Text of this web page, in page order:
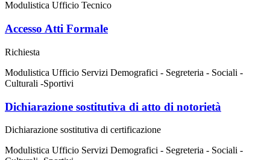
Modulistica Ufficio Tecnico
Accesso Atti Formale
Richiesta
Modulistica Ufficio Servizi Demografici - Segreteria - Sociali -
Culturali -Sportivi
Dichiarazione sostitutiva di atto di notorietà
Dichiarazione sostitutiva di certificazione
Modulistica Ufficio Servizi Demografici - Segreteria - Sociali -